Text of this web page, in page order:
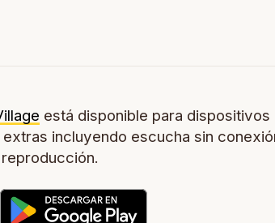
está disponible para dispositivos
incluyendo escucha sin